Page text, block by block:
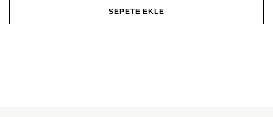
SEPETE EKLE